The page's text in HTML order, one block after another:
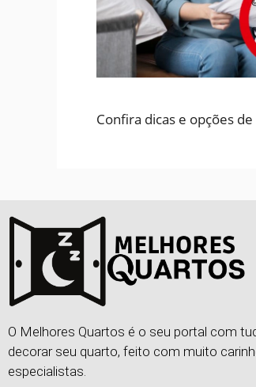
Confira dicas e opções
O Melhores Quartos é o seu portal com
decorar seu quarto, feito com muito
especialistas.